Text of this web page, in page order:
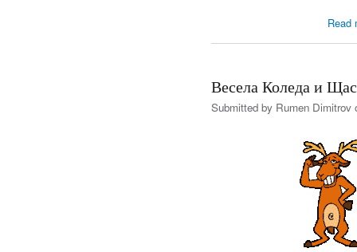
Read
Весела Коледа и
Submitted by Rumen Dimitrov